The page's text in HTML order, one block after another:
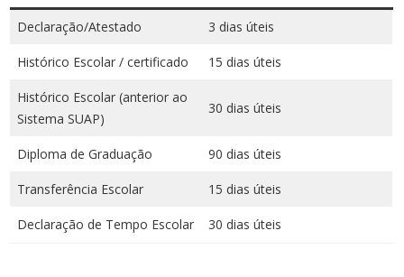
Declaração/Atestado 3 dias úteis
Histórico Escolar / certificado 15 dias úteis
Histórico Escolar (anterior ao
Sistema SUAP)
30 dias úteis
Diploma de Graduação 90 dias úteis
Transferência Escolar 15 dias úteis
Declaração de Tempo Escolar 30 dias úteis